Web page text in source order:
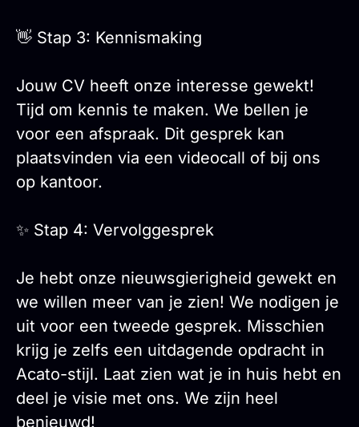
👋 Stap 3: Kennismaking
Jouw CV heeft onze interesse gewekt!
Tijd om kennis te maken. We bellen je
voor een afspraak. Dit gesprek kan
plaatsvinden via een videocall of bij ons
op kantoor.
✨ Stap 4: Vervolggesprek
Je hebt onze nieuwsgierigheid gewekt en
we willen meer van je zien! We nodigen je
uit voor een tweede gesprek. Misschien
krijg je zelfs een uitdagende opdracht in
Acato-stijl. Laat zien wat je in huis hebt en
deel je visie met ons. We zijn heel
benieuwd!